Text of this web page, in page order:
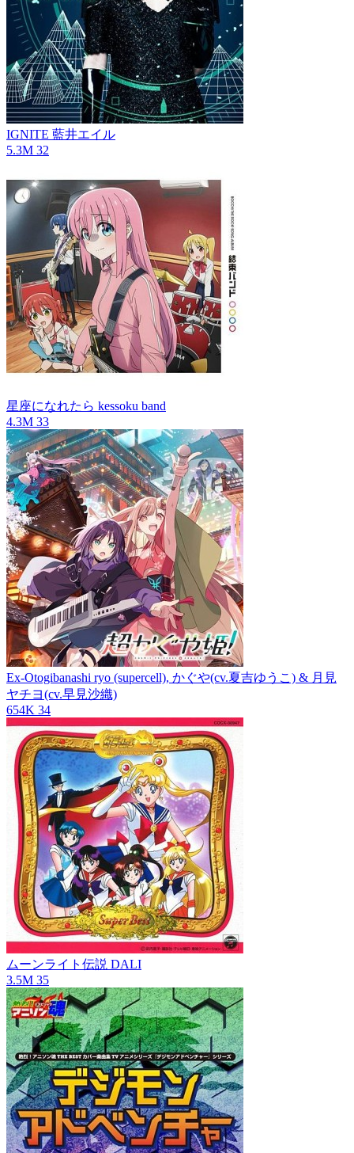
IGNITE 藍井エイル
5.3M 32
星座になれたら kessoku band
4.3M 33
Ex-Otogibanashi ryo (supercell), かぐや(cv.夏吉ゆうこ) & 月見
ヤチヨ(cv.早見沙織)
654K 34
ムーンライト伝説 DALI
3.5M 35